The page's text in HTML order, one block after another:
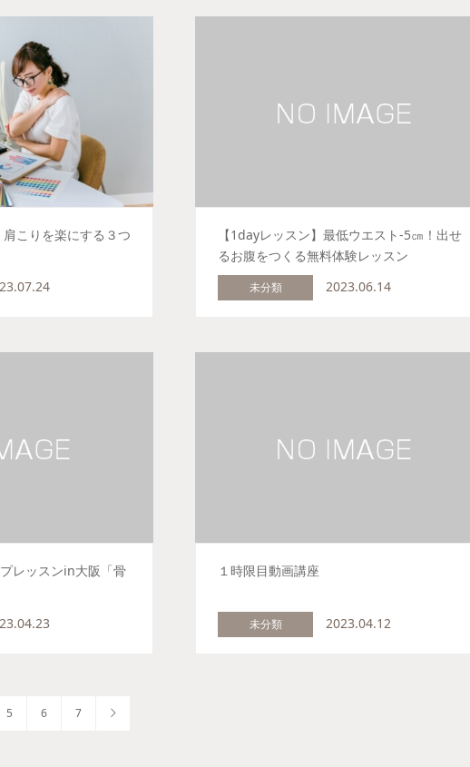
こりを楽にする３つ
【1dayレッスン】最低ウエスト-5㎝！出せ
るお腹をつくる無料体験レッスン
未分類 2023.06.14
レッスンin大阪「骨
１時限目動画講座
未分類 2023.04.12
5 6 7